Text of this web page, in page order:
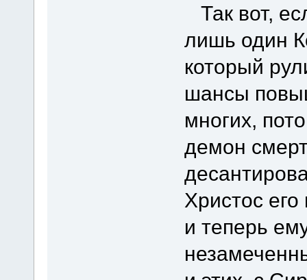
Так вот,
лишь один
который
шансы
многих,
демон
Христос
и теперь